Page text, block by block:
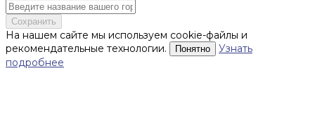
Сохранить
На нашем сайте мы используем cookie-файлы и
рекомендательные технологии.
Понятно
Узнать
подробнее